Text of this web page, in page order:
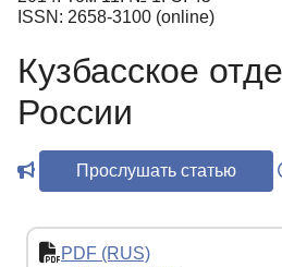
Регистрация
ISSN: 2658-3100 (online)
Кузбасское
России
Прослушать статью
PDF (RUS)